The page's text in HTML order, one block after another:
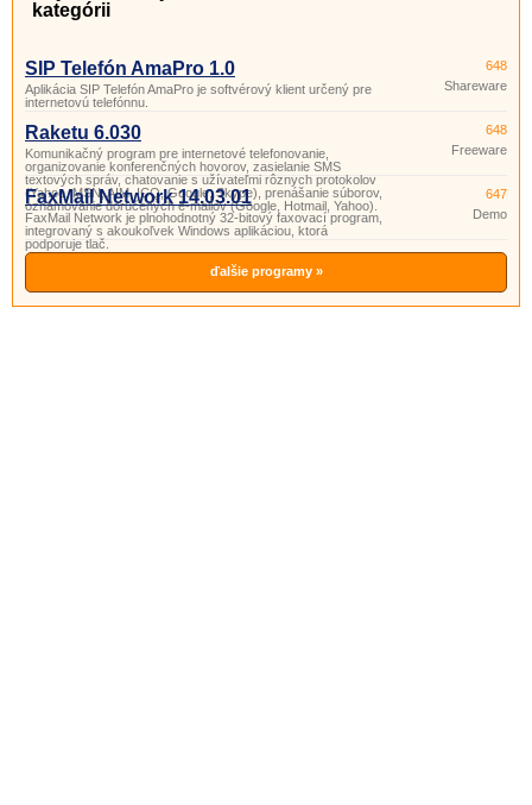
kategórii
SIP Telefón AmaPro 1.0
Aplikácia SIP Telefón AmaPro je softvérový klient určený pre
internetovú telefónnu.
648
Shareware
Raketu 6.030
Komunikačný program pre internetové telefonovanie,
organizovanie konferenčných hovorov, zasielanie SMS
textových správ, chatovanie s užívateľmi rôznych protokolov
(Yahoo, MSN, AIM, ICQ, Google, Skype), prenášanie súborov,
oznamovanie doručených e-mailov (Google, Hotmail, Yahoo).
648
Freeware
FaxMail Network 14.03.01
FaxMail Network je plnohodnotný 32-bitový faxovací program,
integrovaný s akoukoľvek Windows aplikáciou, ktorá
podporuje tlač.
647
Demo
ďalšie programy »